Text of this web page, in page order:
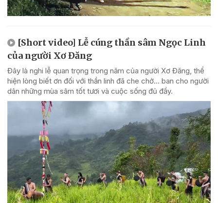
[Short video] Lễ cúng thần sâm Ngọc Linh
của người Xơ Đăng
Đây là nghi lễ quan trọng trong năm của người Xơ Đăng, thể
hiện lòng biết ơn đối với thần linh đã che chở... ban cho người
dân những mùa sâm tốt tươi và cuộc sống đủ đầy.